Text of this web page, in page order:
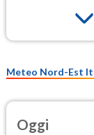
Meteo Nord-Est
Oggi